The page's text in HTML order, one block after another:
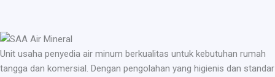
Unit usaha penyedia air minum berkualitas untuk kebutuhan rumah
tangga dan komersial. Dengan pengolahan yang higienis dan standar